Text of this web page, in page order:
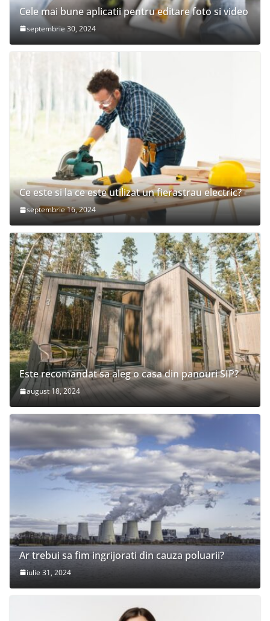
Cele mai bune aplicatii pentru editare foto si video
septembrie 30, 2024
Ce este si la ce este utilizat un fierastrau electric?
septembrie 16, 2024
Este recomandat sa aleg o casa din panouri SIP?
august 18, 2024
Ar trebui sa fim ingrijorati din cauza poluarii?
iulie 31, 2024